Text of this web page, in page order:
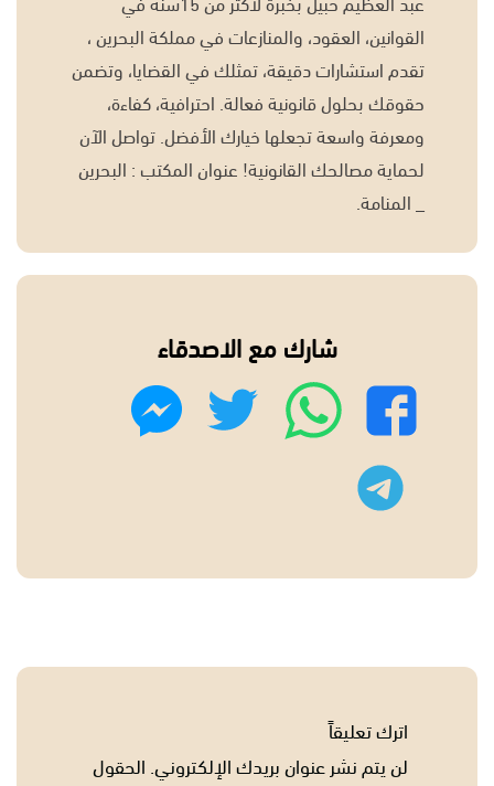
القوانين، العقود، والمنازعات في مملكة البحرين ،
تقدم استشارات دقيقة، تمثلك في القضايا، وتضمن
حقوقك بحلول قانونية فعالة. احترافية، كفاءة،
ومعرفة واسعة تجعلها خيارك الأفضل. تواصل الآن
لحماية مصالحك القانونية! عنوان المكتب : البحرين
_ المنامة.
شارك مع الاصدقاء
فيسبوك
واتساب تويتر
اترك تعليقاً
لن يتم نشر عنوان بريدك الإلكتروني. الحقول